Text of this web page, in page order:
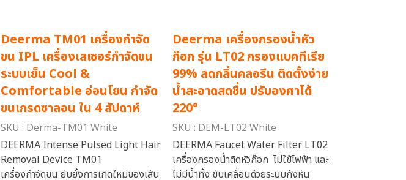
Deerma TM01 เครื่องกำจัด
ขน IPL เครื่องเลเซอร์กำจัดขน
ระบบเย็น Cool &
Comfortable อ่อนโยน กำจัด
ขนเกรดซาลอน ใน 4 สัปดาห์
SKU : Derma-TM01 White
DEERMA Intense Pulsed Light Hair
Removal Device TM01
เครื่องกำจัดขน ยับยั้งการเกิดใหม่ของเส้น
Deerma เครื่องกรองน้ำหัว
ก๊อก รุ่น LT02 กรองแบคทีเรีย
99% ลดกลิ่นคลอรีน ติดตั้งง่าย
น้ำสะอาดสดชื่น ปรับองศาได้
220°
SKU : DEM-LT02 White
DEERMA Faucet Water Filter LT02
เครื่องกรองน้ำติดหัวก๊อก ไม่ใช้ไฟฟ้า และ
ไม่มีน้ำทิ้ง ขับเคลื่อนด้วยระบบกังหัน